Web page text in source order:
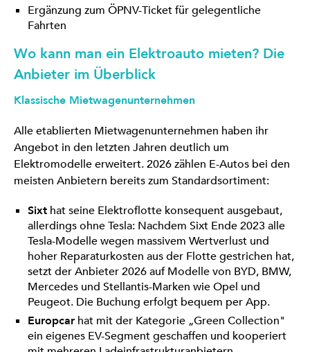
Ergänzung zum ÖPNV-Ticket für gelegentliche
Fahrten
Wo kann man ein Elektroauto mieten? Die
Anbieter im Überblick
Klassische Mietwagenunternehmen
Alle etablierten Mietwagenunternehmen haben ihr
Angebot in den letzten Jahren deutlich um
Elektromodelle erweitert. 2026 zählen E-Autos bei den
meisten Anbietern bereits zum Standardsortiment:
Sixt hat seine Elektroflotte konsequent ausgebaut,
allerdings ohne Tesla: Nachdem Sixt Ende 2023 alle
Tesla-Modelle wegen massivem Wertverlust und
hoher Reparaturkosten aus der Flotte gestrichen hat,
setzt der Anbieter 2026 auf Modelle von BYD, BMW,
Mercedes und Stellantis-Marken wie Opel und
Peugeot. Die Buchung erfolgt bequem per App.
Europcar hat mit der Kategorie „Green Collection"
ein eigenes EV-Segment geschaffen und kooperiert